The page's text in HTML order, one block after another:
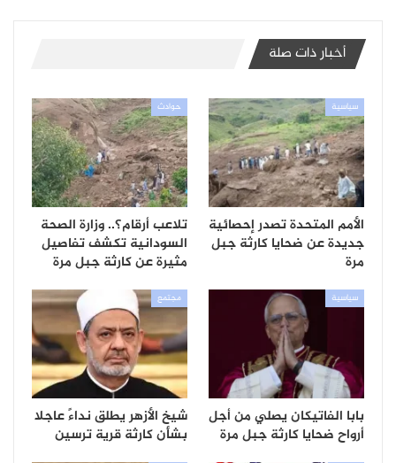
أخبار ذات صلة
سياسية
الأمم المتحدة تصدر إحصائية
جديدة عن ضحايا كارثة جبل
مرة
حوادث
تلاعب أرقام؟.. وزارة الصحة
السودانية تكشف تفاصيل
مثيرة عن كارثة جبل مرة
سياسية
بابا الفاتيكان يصلي من أجل
أرواح ضحايا كارثة جبل مرة
مجتمع
شيخ الأزهر يطلق نداءً عاجلا
بشأن كارثة قرية ترسين